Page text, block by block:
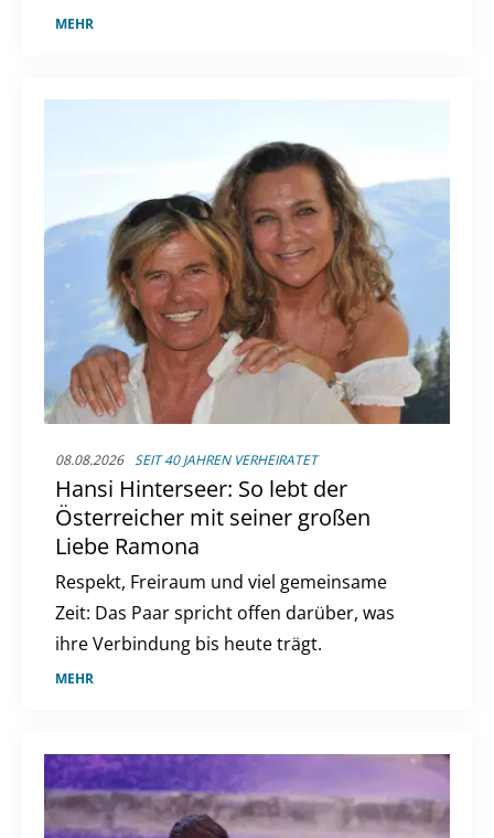
längst nicht nur auf der Bühne.
MEHR
08.08.2026 SEIT 40 JAHREN VERHEIRATET
Hansi Hinterseer: So lebt der
Österreicher mit seiner großen
Liebe Ramona
Respekt, Freiraum und viel gemeinsame
Zeit: Das Paar spricht offen darüber, was
ihre Verbindung bis heute trägt.
MEHR